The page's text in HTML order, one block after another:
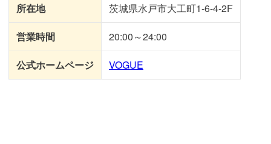
所在地 茨城県水戸市大工町1-6-4-2F
営業時間 20:00～24:00
公式ホームページ VOGUE